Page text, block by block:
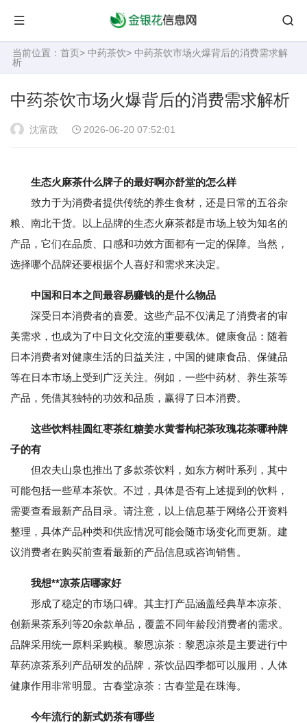
当前位置： 首页> 中药茶饮> 中药茶饮市场火爆背后的消费需求解
析
中药茶饮市场火爆背后的消费需求解析
沈富政 2026-06-20 07:52:01
生态火麻茶什么牌子的最好啊亦舒堂的怎么样
致力于为消费者提供传统的养生食材，还是日常的五谷杂
粮、南北干货。以上品牌的生态火麻茶都是市场上较为知名的
产品，它们在品质、口感和功效方面都有一定的保障。当然，
选择哪个品牌还要根据个人喜好和需求来决定。
中国和日本之间最容易赚钱的是什么物品
深受日本消费者的喜爱。这些产品不仅满足了消费者的审
美需求，也成为了中日文化交流的重要载体。健康食品：随着
日本消费者对健康生活的日益关注，中国的健康食品、保健品
等在日本市场上受到广泛关注。例如，一些中药材、养生茶等
产品，凭借其独特的功效和品质，赢得了日本消费。
这些饮料桂圆红枣茶红糖姜水黄耆枸杞茶玫瑰花茶哪种牌
子的有
但农夫山泉也推出了多款茶饮料，如东方树叶系列，其中
可能包括一些草本茶饮。不过，具体是否有上述提到的饮料，
需要查看最新产品目录。请注意，以上信息基于网络公开资料
整理，具体产品种类和供应情况可能会随市场变化而更新。建
议消费者在购买前查看最新的产品信息或咨询销售。
我想**凉茶店哪家好
形成了稳定的市场口碑。其主打产品涵盖经典草本凉茶、
创新果茶系列等20余款单品，覆盖不同年龄段消费者的需求。
品牌采用统一原料采购模。黎恩凉茶：黎恩凉茶是主要进行中
草药凉茶系列产品研发的品牌，茶饮品四季都可以服用，人体
健康作用非常明显。古春堂凉茶：古春堂是在珠海。
今年流行的新式奶茶有哪些